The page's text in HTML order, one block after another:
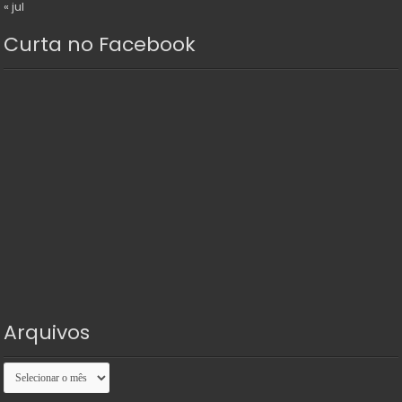
« jul
Curta no Facebook
Arquivos
Arquivos